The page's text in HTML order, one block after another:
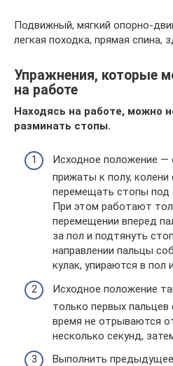
Подвижный, мягкий опорно-
легкая походка, прямая спина,
Упражнения, которые
на работе
Находясь на работе, можно
разминать стопы.
Исходное положение —
прижаты к полу,
перемещать стопы под
При этом работают
перемещении вперед
за пол и подтянуть
направлении пальцы
кулак, упираются в пол
Исходное положение
только первых
время не отрываются
несколько секунд,
Выполнить